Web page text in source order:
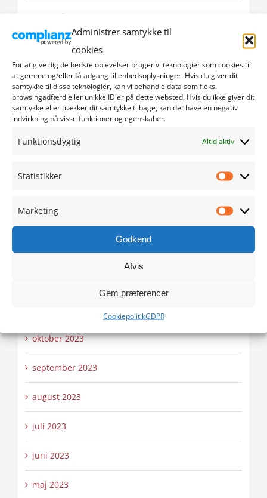
Administrer samtykke til
cookies
For at give dig de bedste oplevelser bruger vi teknologier som cookies til
at gemme og/eller få adgang til enhedsoplysninger. Hvis du giver dit
samtykke til disse teknologier, kan vi behandle data som f.eks.
browsingadfærd eller unikke ID'er på dette websted. Hvis du ikke giver dit
samtykke eller trækker dit samtykke tilbage, kan det have en negativ
indvirkning på visse funktioner og egenskaber.
Funktionsdygtig Altid aktiv
Statistikker
Marketing
Godkend
Afvis
Gem præferencer
CookiepolitikGDPR
september 2024
august 2024
juli 2024
juni 2024
januar 2024
oktober 2023
september 2023
august 2023
juli 2023
juni 2023
maj 2023